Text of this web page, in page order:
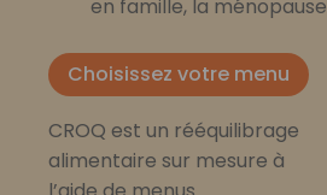
en famille, la ménopause
Choisissez votre menu
CROQ est un rééquilibrage
alimentaire sur mesure à